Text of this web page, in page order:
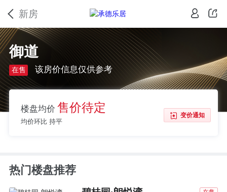
新房
御道
在售 该房价信息仅供参考
楼盘均价 售价待定
均价环比 持平
变价通知
热门楼盘推荐